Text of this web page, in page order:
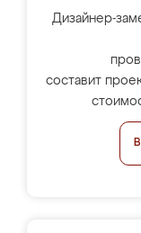
Дизайнер-
составит